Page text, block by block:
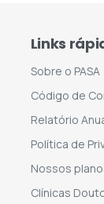
Links
Sobre o PASA
Código de
Relatório
Política de
Nossos
Clínicas